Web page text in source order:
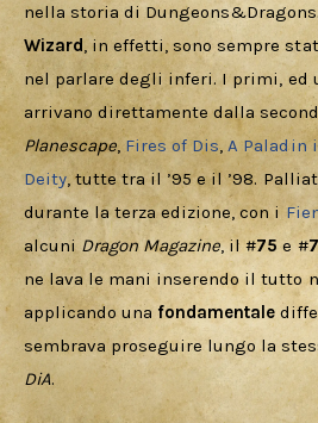
nella storia di
Wizard, in effetti, sono sempre
nel parlare degli inferi. I primi,
arrivano direttamente dalla
Planescape, Fires of Dis, A Paladin
Deity, tutte tra il ’95 e il ’98.
durante la terza edizione, con i
alcuni Dragon Magazine, il #75 e #
ne lava le mani inserendo il tutto
applicando una fondamentale
sembrava proseguire lungo la
DiA.